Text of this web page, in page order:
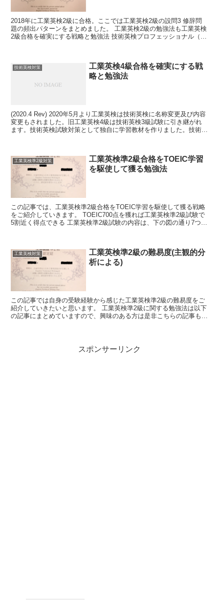
2018年に工業英検2級に合格。ここでは工業英検2級の設問3 修辞問
題の頻出パターンをまとめました。 工業英検2級の勉強法も工業英検
2級合格を確実にする戦略と勉強法 技術英検プロフェッショナル（旧
技術英検対策
工業英検4級合格を確実にする戦
略と勉強法
(2020.4 Rev) 2020年5月より工業英検は技術英検に名称変更及び内容
変更もされました。旧工業英検4級は技術英検3級試験に引き継がれ
ます。技術英検試験対策として独自に学習教材を作りました。技術英
工業英検準2級対策
工業英検準2級合格をTOEIC学習
を駆使して獲る勉強法
この記事では、工業英検準2級合格をTOEIC学習を駆使して獲る戦略
をご紹介していきます。 TOEIC700点を獲れば工業英検準2級試験で
5割近く得点できる 工業英検準2級試験の内容は、下の図の通り7つの
工業英検対策
工業英検準2級の難易度(主観的分
析による)
この記事では自身の受験経験から感じた工業英検準2級の難易度をご
紹介していきたいと思います。 工業英検準2級に関する勉強法は以下
の記事にまとめていますので、興味のある方は是非こちらの記事もご
スポンサーリンク